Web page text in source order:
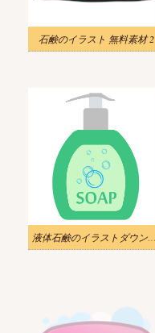
石鹸のイラスト 無料素材 2
液体石鹸のイラストダウンロード